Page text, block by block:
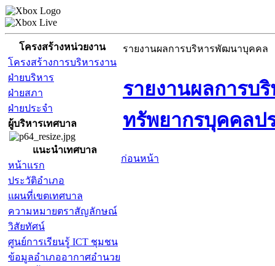
โครงสร้างหน่วยงาน
โครงสร้างการบริหารงาน
ฝ่ายบริหาร
ฝ่ายสภา
ฝ่ายประจำ
ผู้บริหารเทศบาล
แนะนำเทศบาล
หน้าแรก
ประวัติอำเภอ
แผนที่เขตเทศบาล
ความหมายตราสัญลักษณ์
วิสัยทัศน์
ศูนย์การเรียนรู้ ICT ชุมชน
ข้อมูลอำเภออากาศอำนวย
รายงานผลการบริหารพัฒนาบุคคล
รายงานผลการบ
ทรัพยากรบุคคลป
ก่อนหน้า